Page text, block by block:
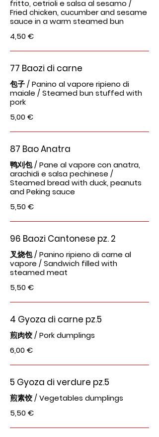
fritto, cetrioli e salsa al sesamo /
Fried chicken, cucumber and sesame
sauce in a warm steamed bun
4,50 €
77 Baozi di carne
包子 / Panino al vapore ripieno di
maiale / Steamed bun stuffed with
pork
5,00 €
87 Bao Anatra
鸭刈包 / Pane al vapore con anatra,
arachidi e salsa pechinese /
Steamed bread with duck, peanuts
and Peking sauce
5,50 €
96 Baozi Cantonese pz. 2
叉烧包 / Panino ripieno di carne al
vapore / Sandwich filled with
steamed meat
5,50 €
4 Gyoza di carne pz.5
煎肉饺 / Pork dumplings
6,00 €
5 Gyoza di verdure pz.5
煎素饺 / Vegetables dumplings
5,50 €